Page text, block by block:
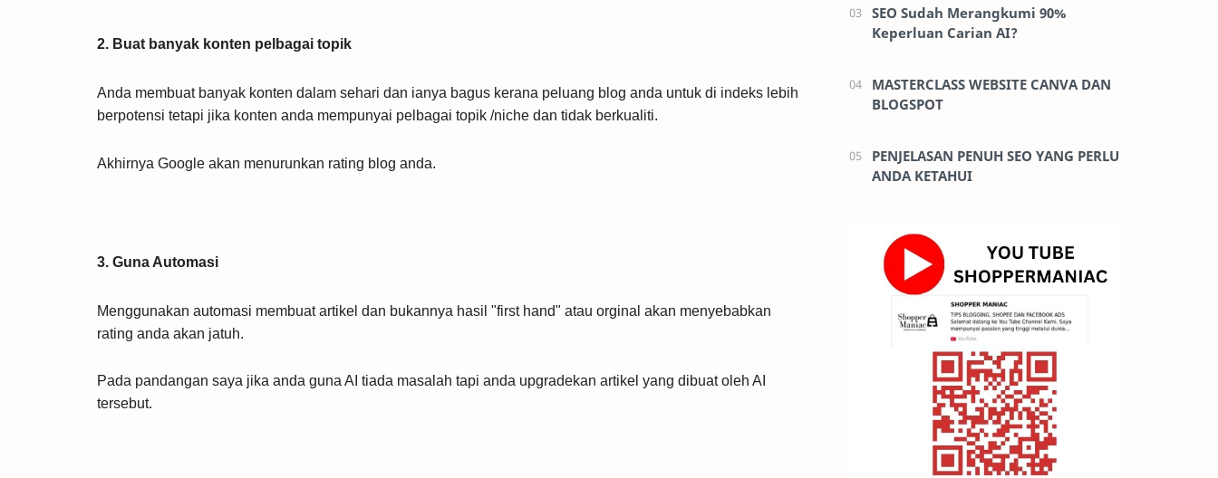
2. Buat banyak konten pelbagai topik
Anda membuat banyak konten dalam sehari dan ianya bagus kerana peluang blog anda untuk di indeks lebih
berpotensi tetapi jika konten anda mempunyai pelbagai topik /niche dan tidak berkualiti.
Akhirnya Google akan menurunkan rating blog anda.
3. Guna Automasi
Menggunakan automasi membuat artikel dan bukannya hasil "first hand" atau orginal akan menyebabkan
rating anda akan jatuh.
Pada pandangan saya jika anda guna AI tiada masalah tapi anda upgradekan artikel yang dibuat oleh AI
tersebut.
SEO Sudah Merangkumi 90%
Keperluan Carian AI?
MASTERCLASS WEBSITE CANVA DAN
BLOGSPOT
PENJELASAN PENUH SEO YANG PERLU
ANDA KETAHUI